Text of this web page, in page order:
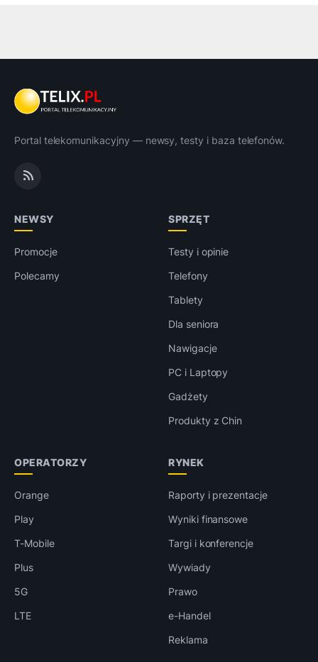
Portal telekomunikacyjny — newsy, testy i baza telefonów.
NEWSY
Promocje
Polecamy
SPRZĘT
Testy i opinie
Telefony
Tablety
Dla seniora
Nawigacje
PC i Laptopy
Gadżety
Produkty z Chin
OPERATORZY
Orange
Play
T-Mobile
Plus
5G
LTE
RYNEK
Raporty i prezentacje
Wyniki finansowe
Targi i konferencje
Wywiady
Prawo
e-Handel
Reklama